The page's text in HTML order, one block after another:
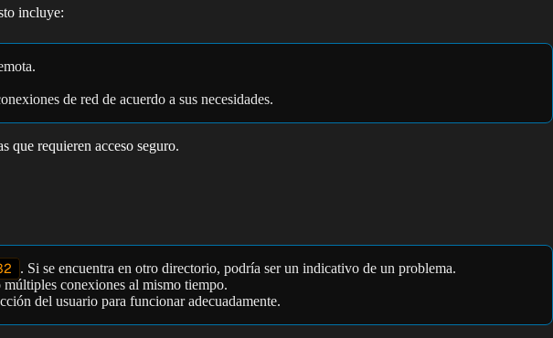
incluye:
de red de acuerdo a sus necesidades.
que requieren acceso seguro.
. Si se encuentra en otro directorio, podría ser un indicativo de un problema.
múltiples conexiones al mismo tiempo.
del usuario para funcionar adecuadamente.